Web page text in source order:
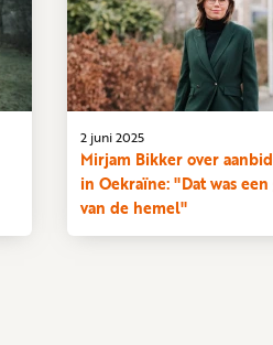
Mirjam Bikker over
in Oekraïne: "Dat was
van de hemel"
2 juni 2025